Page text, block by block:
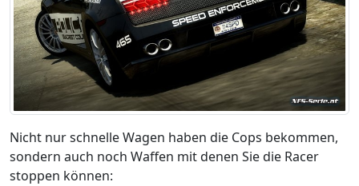
Nicht nur schnelle Wagen haben die Cops bekommen,
sondern auch noch Waffen mit denen Sie die Racer
stoppen können: